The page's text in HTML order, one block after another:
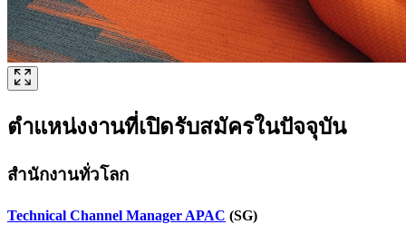
ตำแหน่งงานที่เปิดรับสมัครในปัจจุบัน
สำนักงานทั่วโลก
Technical Channel Manager APAC (SG)